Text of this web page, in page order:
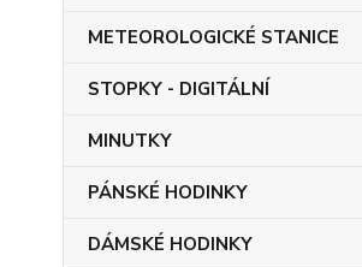
METEOROLOGICKÉ STANICE
STOPKY - DIGITÁLNÍ
MINUTKY
PÁNSKÉ HODINKY
DÁMSKÉ HODINKY